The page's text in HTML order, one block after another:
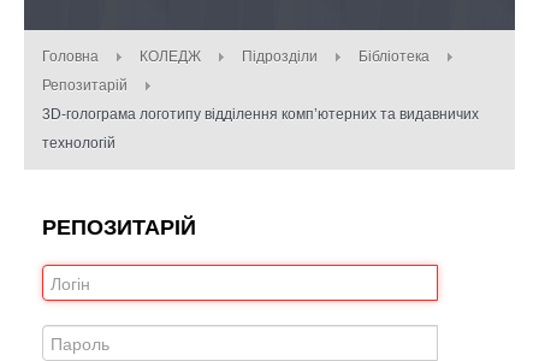
Головна КОЛЕДЖ Підрозділи
Бібліотека
Репозитарій
3D-голограма логотипу відділення комп’ютерних та видавничих
технологій
РЕПОЗИТАРІЙ